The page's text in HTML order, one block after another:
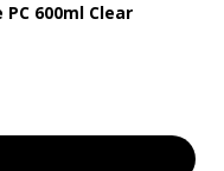
600ml Clear